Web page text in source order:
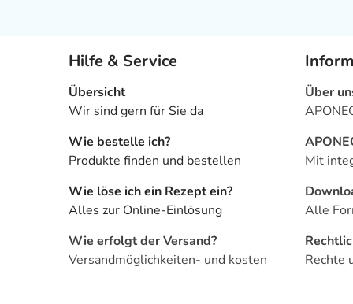
Hilfe & Service
Übersicht
Wir sind gern für Sie da
Wie bestelle ich?
Produkte finden und bestellen
Wie löse ich ein Rezept ein?
Alles zur Online-Einlösung
Wie erfolgt der Versand?
Versandmöglichkeiten- und kosten
Über
Mit
Alle
Rechte